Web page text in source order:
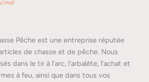
Pêche est une entreprise réputée
de chasse et de pêche. Nous
dans le tir à l'arc, l'arbalète, l'achat et
à feu, ainsi que dans tous vos